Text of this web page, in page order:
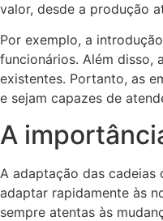
valor, desde a produção
Por exemplo, a
funcionários. Além disso,
existentes. Portanto, as
e sejam capazes de
A
A adaptação das cadeias
adaptar rapidamente às
sempre atentas às